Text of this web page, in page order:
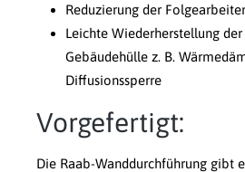
Reduzierung der
Leichte Wiederherstellung
Gebäudehülle z. B.
Diffusionssperre
Vorgefertigt:
Die Raab-Wanddurchführung gibt